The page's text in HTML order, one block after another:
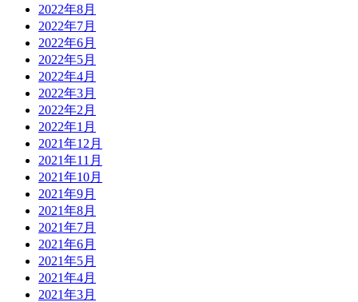
2022年8月
2022年7月
2022年6月
2022年5月
2022年4月
2022年3月
2022年2月
2022年1月
2021年12月
2021年11月
2021年10月
2021年9月
2021年8月
2021年7月
2021年6月
2021年5月
2021年4月
2021年3月